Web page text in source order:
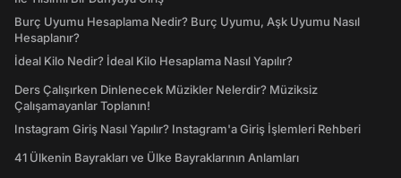
Burç Uyumu Hesaplama Nedir? Burç Uyumu, Aşk Uyumu Nasıl
Hesaplanır?
İdeal Kilo Nedir? İdeal Kilo Hesaplama Nasıl Yapılır?
Ders Çalışırken Dinlenecek Müzikler Nelerdir? Müziksiz
Çalışamayanlar Toplanın!
Instagram Giriş Nasıl Yapılır? Instagram'a Giriş İşlemleri Rehberi
41 Ülkenin Bayrakları ve Ülke Bayraklarının Anlamları